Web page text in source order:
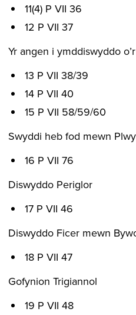
11(4) P VII 36
12 P VII 37
Yr angen i ymddiswyddo
13 P VII 38/39
14 P VII 40
15 P VII 58/59/60
Swyddi heb fod mewn
16 P VII 76
Diswyddo Periglor
17 P VII 46
Diswyddo Ficer mewn
18 P VII 47
Gofynion Trigiannol
19 P VII 48